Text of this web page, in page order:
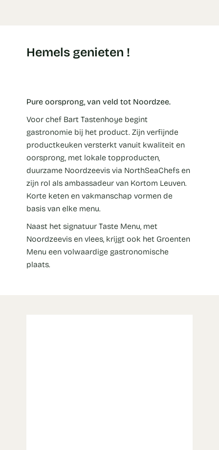
Hemels genieten !
Pure oorsprong, van veld tot Noordzee.
Voor chef Bart Tastenhoye begint
gastronomie bij het product. Zijn verfijnde
productkeuken versterkt vanuit kwaliteit en
oorsprong, met lokale topproducten,
duurzame Noordzeevis via NorthSeaChefs en
zijn rol als ambassadeur van Kortom Leuven.
Korte keten en vakmanschap vormen de
basis van elke menu.
Naast het signatuur Taste Menu, met
Noordzeevis en vlees, krijgt ook het Groenten
Menu een volwaardige gastronomische
plaats.